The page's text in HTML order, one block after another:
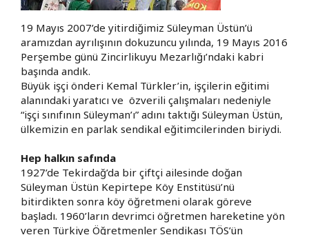
19 Mayıs 2007’de yitirdiğimiz Süleyman Üstün’ü
aramızdan ayrılışının dokuzuncu yılında, 19 Mayıs 2016
Perşembe günü Zincirlikuyu Mezarlığı’ndaki kabri
başında andık.
Büyük işçi önderi Kemal Türkler’in, işçilerin eğitimi
alanındaki yaratıcı ve özverili çalışmaları nedeniyle
“işçi sınıfının Süleyman’ı” adını taktığı Süleyman Üstün,
ülkemizin en parlak sendikal eğitimcilerinden biriydi.
Hep halkın safında
1927’de Tekirdağ’da bir çiftçi ailesinde doğan
Süleyman Üstün Kepirtepe Köy Enstitüsü’nü
bitirdikten sonra köy öğretmeni olarak göreve
başladı. 1960’ların devrimci öğretmen hareketine yön
veren Türkiye Öğretmenler Sendikası TÖS’ün